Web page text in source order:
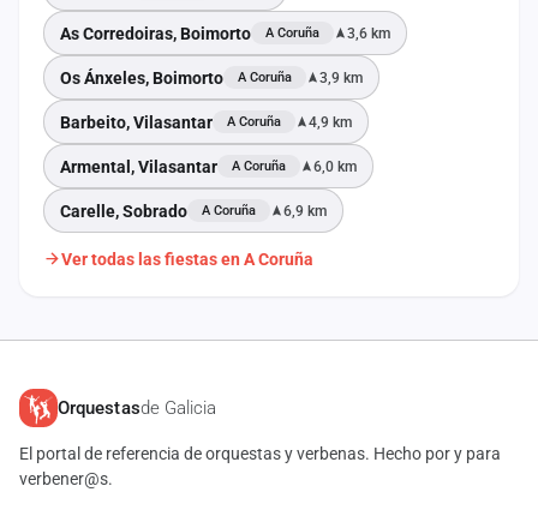
As Corredoiras, Boimorto A Coruña 3,6 km
Os Ánxeles, Boimorto A Coruña 3,9 km
Barbeito, Vilasantar A Coruña 4,9 km
Armental, Vilasantar A Coruña 6,0 km
Carelle, Sobrado A Coruña 6,9 km
Ver todas las fiestas en A Coruña
Orquestasde Galicia
El portal de referencia de orquestas y verbenas. Hecho por y para
verbener@s.